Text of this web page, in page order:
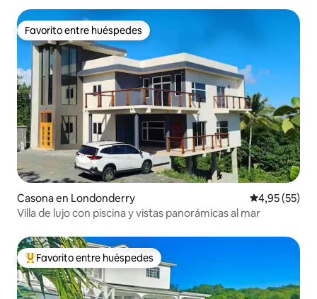
Favorito entre huéspedes
Favorito entre huéspedes
Casona en Londonderry Calificación
4,95 (55)
Villa de lujo con piscina y vistas panorámicas al mar
Favorito entre los huéspedes más destacados
Favorito entre huéspedes